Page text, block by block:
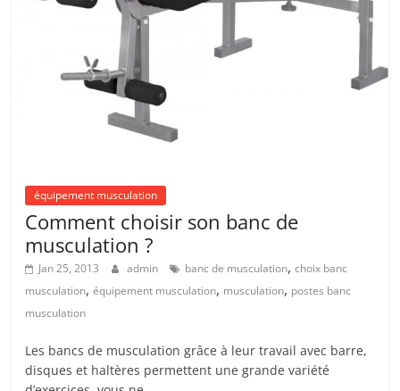
équipement musculation
Comment choisir son banc de
musculation ?
Jan 25, 2013 admin banc de musculation,choix banc
musculation,équipement musculation, musculation, postes banc
musculation
Les bancs de musculation grâce à leur travail avec barre,
disques et haltères permettent une grande variété